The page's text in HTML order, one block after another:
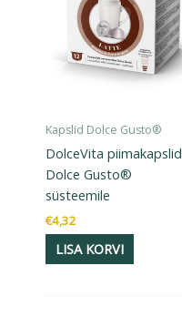
Kapslid Dolce Gusto®
DolceVita piimakapslid
Dolce Gusto®
süsteemile
€4,32
LISA KORVI